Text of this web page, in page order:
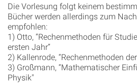
Die Vorlesung folgt keinem
Bücher werden allerdings zum
empfohlen:
1) Otto, “Rechenmethoden für
ersten Jahr”
2) Kallenrode, “Rechenmethoden
3) Großmann, “Mathematischer
Physik"